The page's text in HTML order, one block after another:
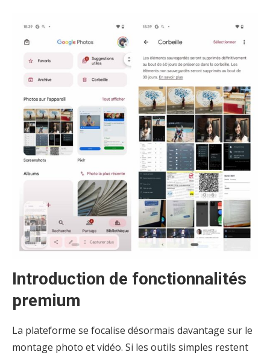
Introduction de fonctionnalités
premium
La plateforme se focalise désormais davantage sur le
montage photo et vidéo. Si les outils simples restent